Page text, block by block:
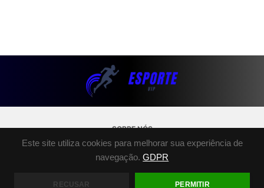
Este site utiliza cookies para melhorar sua experiência de
navegação. GDPR
RECUSAR PERMITIR
SOBRE NÓS
POLÍTICA DE PRIVACIDADE
TERMOS E CONDIÇÕES
FALE CONOSCO